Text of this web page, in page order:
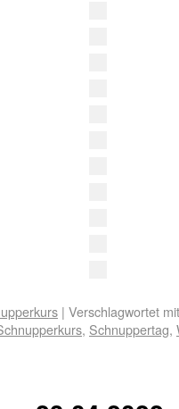
| Verschlagwortet mit
, Schnuppertag,